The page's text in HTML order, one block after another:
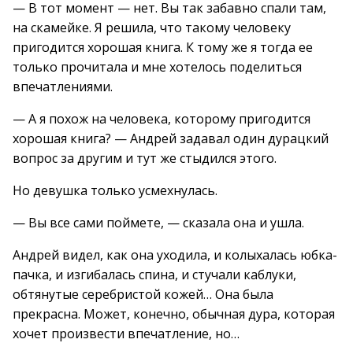
— В тот момент — нет. Вы так забавно спали там,
на скамейке. Я решила, что такому человеку
пригодится хорошая книга. К тому же я тогда ее
только прочитала и мне хотелось поделиться
впечатлениями.
— А я похож на человека, которому пригодится
хорошая книга? — Андрей задавал один дурацкий
вопрос за другим и тут же стыдился этого.
Но девушка только усмехнулась.
— Вы все сами поймете, — сказала она и ушла.
Андрей видел, как она уходила, и колыхалась юбка-
пачка, и изгибалась спина, и стучали каблуки,
обтянутые серебристой кожей… Она была
прекрасна. Может, конечно, обычная дура, которая
хочет произвести впечатление, но…